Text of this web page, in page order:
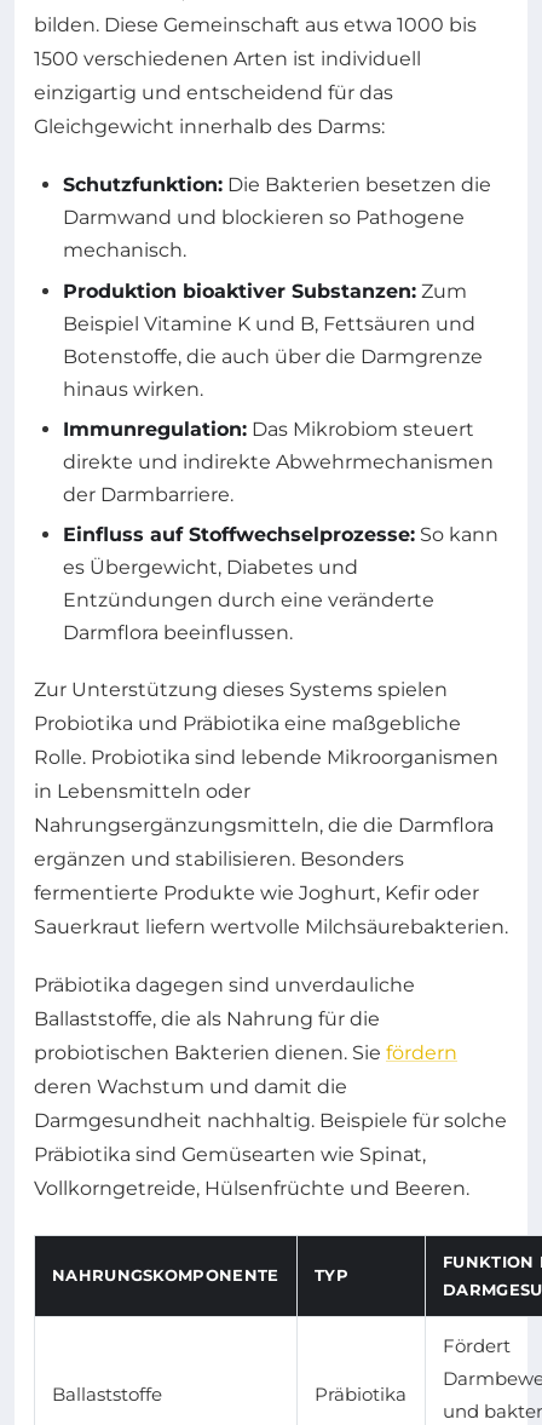
bilden. Diese Gemeinschaft aus etwa 1000 bis
1500 verschiedenen Arten ist individuell
einzigartig und entscheidend für das
Gleichgewicht innerhalb des Darms:
Schutzfunktion: Die Bakterien besetzen die
Darmwand und blockieren so Pathogene
mechanisch.
Produktion bioaktiver Substanzen: Zum
Beispiel Vitamine K und B, Fettsäuren und
Botenstoffe, die auch über die Darmgrenze
hinaus wirken.
Immunregulation: Das Mikrobiom steuert
direkte und indirekte Abwehrmechanismen
der Darmbarriere.
Einfluss auf Stoffwechselprozesse: So kann
es Übergewicht, Diabetes und
Entzündungen durch eine veränderte
Darmflora beeinflussen.
Zur Unterstützung dieses Systems spielen
Probiotika und Präbiotika eine maßgebliche
Rolle. Probiotika sind lebende Mikroorganismen
in Lebensmitteln oder
Nahrungsergänzungsmitteln, die die Darmflora
ergänzen und stabilisieren. Besonders
fermentierte Produkte wie Joghurt, Kefir oder
Sauerkraut liefern wertvolle Milchsäurebakterien.
Präbiotika dagegen sind unverdauliche
Ballaststoffe, die als Nahrung für die
probiotischen Bakterien dienen. Sie fördern
deren Wachstum und damit die
Darmgesundheit nachhaltig. Beispiele für solche
Präbiotika sind Gemüsearten wie Spinat,
Vollkorngetreide, Hülsenfrüchte und Beeren.
NAHRUNGSKOMPONENTE TYP
FUNKTION
Ballaststoffe Präbiotika
Fördert
und